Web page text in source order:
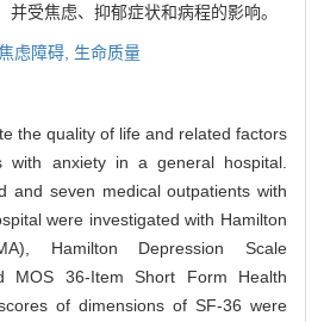
并受焦虑、抑郁症状和病程的影响。
虑障碍, 生命质量
the quality of life and related factors
with anxiety in a general hospital.
and seven medical outpatients with
were investigated with Hamilton
Hamilton Depression Scale
MOS 36-Item Short Form Health
of dimensions of SF-36 were